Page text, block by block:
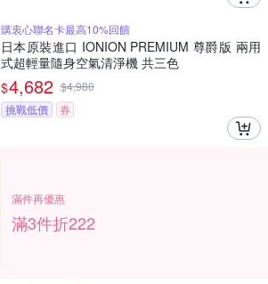
購衷心聯名卡最高10%回饋
日本原裝進口 IONION PREMIUM 尊爵版 兩用
式超輕量隨身空氣清淨機 共三色
$4,682 $4,980
挑戰低價
券
滿件再優惠
滿3件折222